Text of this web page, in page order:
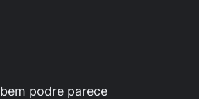
podre parece